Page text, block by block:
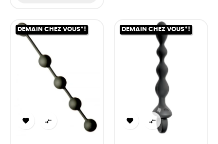
DEMAIN CHEZ VOUS*!
 
DEMAIN CHEZ VOUS*!
 